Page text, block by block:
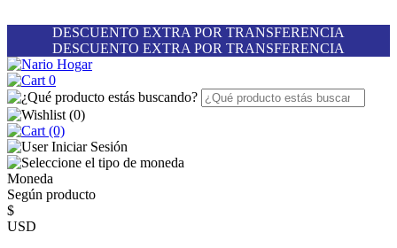
DESCUENTO EXTRA POR TRANSFERENCIA
DESCUENTO EXTRA POR TRANSFERENCIA
0
(0)
(0)
Iniciar Sesión
Moneda
Según producto
$
USD